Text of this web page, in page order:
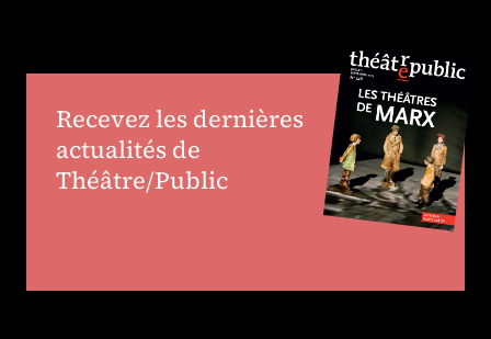
Recevez les dernières
actualités de
Théâtre/Public